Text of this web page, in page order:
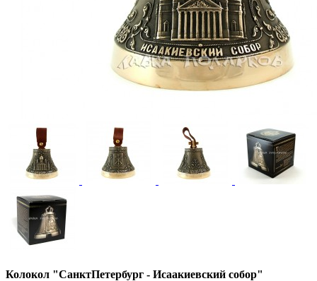
Колокол "СанктПетербург - Исаакиевский собор"